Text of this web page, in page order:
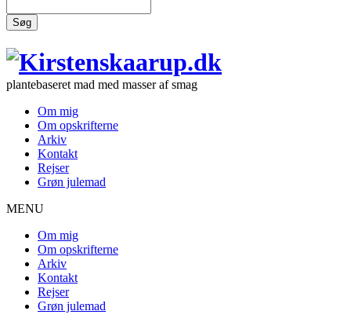
Søg
plantebaseret mad med masser af smag
Om mig
Om opskrifterne
Arkiv
Kontakt
Rejser
Grøn julemad
MENU
Om mig
Om opskrifterne
Arkiv
Kontakt
Rejser
Grøn julemad